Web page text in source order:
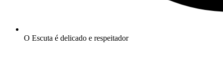
O Escuta é delicado e respeitador